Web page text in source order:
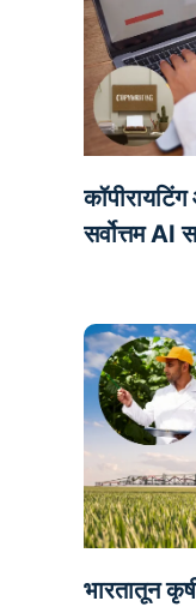
सर्वोत्तम AI
भारतातून